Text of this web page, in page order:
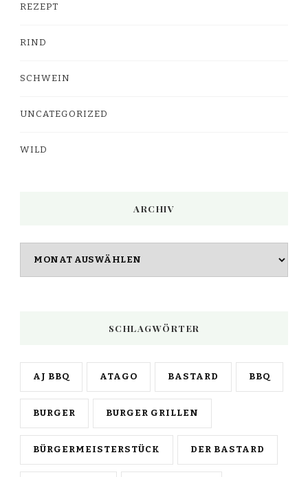
REZEPT
RIND
SCHWEIN
UNCATEGORIZED
WILD
ARCHIV
SCHLAGWÖRTER
AJ BBQ ATAGO BASTARD BBQ
BURGER BURGER GRILLEN
BÜRGERMEISTERSTÜCK DER BASTARD